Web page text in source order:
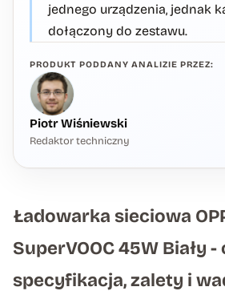
jednego urządzenia, jednak
dołączony do zestawu.
PRODUKT PODDANY ANALIZIE PRZEZ:
Piotr Wiśniewski
Redaktor techniczny
Ładowarka sieciowa
SuperVOOC 45W Biały
specyfikacja, zalety i